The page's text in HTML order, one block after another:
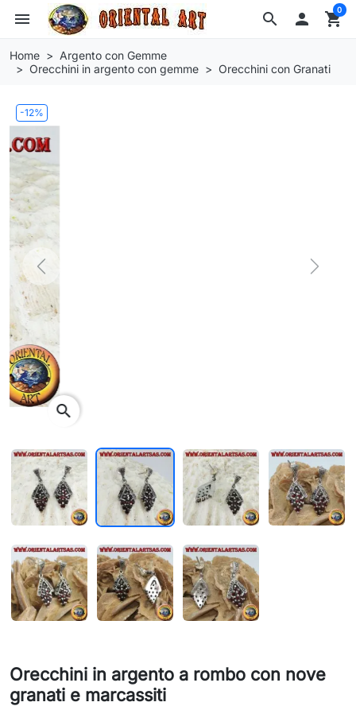
search
menu  shopping_cart
0
Home
Argento con Gemme
Orecchini in argento con gemme
Orecchini con Granati
-12%
Previous Next
Orecchini in argento a rombo con nove
granati e marcassiti